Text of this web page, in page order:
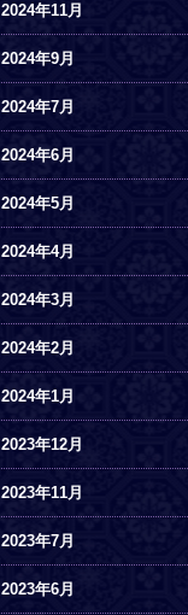
2024年11月
2024年9月
2024年7月
2024年6月
2024年5月
2024年4月
2024年3月
2024年2月
2024年1月
2023年12月
2023年11月
2023年7月
2023年6月